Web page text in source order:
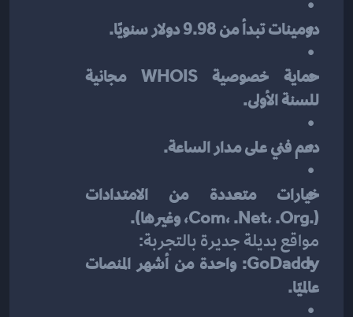
دومينات تبدأ من 9.98 دولار سنويًا.
حماية خصوصية WHOIS مجانية
للسنة الأولى.
دعم فني على مدار الساعة.
(.com، .net، .org، وغيرها).
مواقع بديلة جديرة بالتجربة:
عالميًا.